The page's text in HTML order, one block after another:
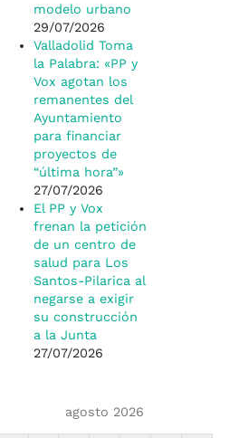
modelo urbano
29/07/2026
Valladolid Toma
la Palabra: «PP y
Vox agotan los
remanentes del
Ayuntamiento
para financiar
proyectos de
“última hora”»
27/07/2026
El PP y Vox
frenan la petición
de un centro de
salud para Los
Santos-Pilarica al
negarse a exigir
su construcción
a la Junta
27/07/2026
agosto 2026